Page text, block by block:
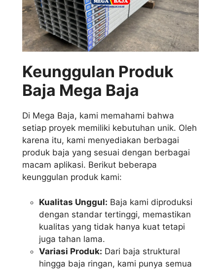
Keunggulan Produk
Baja Mega Baja
Di Mega Baja, kami memahami bahwa
setiap proyek memiliki kebutuhan unik. Oleh
karena itu, kami menyediakan berbagai
produk baja yang sesuai dengan berbagai
macam aplikasi. Berikut beberapa
keunggulan produk kami:
Kualitas Unggul: Baja kami diproduksi
dengan standar tertinggi, memastikan
kualitas yang tidak hanya kuat tetapi
juga tahan lama.
Variasi Produk: Dari baja struktural
hingga baja ringan, kami punya semua